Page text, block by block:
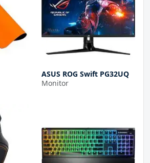
ASUS ROG Swift PG32UQ
Monitor